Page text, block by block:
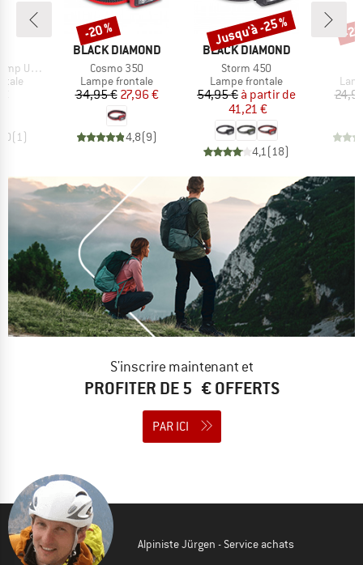
UL500
( 1)
MARQUE
BLACK DIAMOND
Article
Cosmo 350
Product group
Lampe frontale
Prix
34,95 €Prix réduit
27,96 €
4,8(9)
Remise
-20 %
MARQUE
BLACK DIAMOND
Article
Storm 450
Product group
Lampe frontale
Prix
54,95 € Prix réduit
à partir de
41,21 €
4,1( 18)
Remise
Jusqu'à -25 % -
S'inscrire maintenant et
PROFITER DE 5 € OFFERTS
PAR ICI
Alpiniste Jürgen - Service achats